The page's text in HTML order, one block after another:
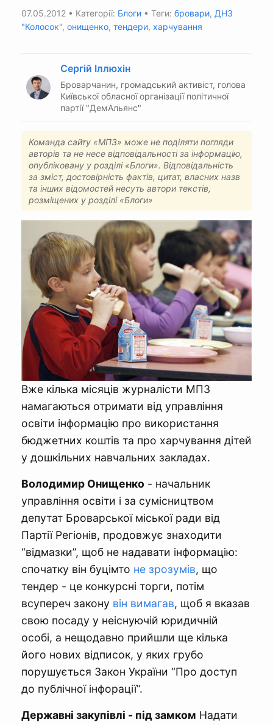
07.05.2012 • Категорії: Блоги • Теги: бровари, ДНЗ
"Колосок", онищенко, тендери, харчування
Сергій Іллюхін
Броварчанин, громадський активіст, голова
Київської обласної організації політичної
партії "ДемАльянс"
Команда сайту «МПЗ» може не поділяти погляди
авторів та не несе відповідальності за інформацію,
опубліковану у розділі «Блоги». Відповідальність
за зміст, достовірність фактів, цитат, власних назв
та інших відомостей несуть автори текстів,
розміщених у розділі «Блоги»
Вже кілька місяців журналісти МПЗ
намагаються отримати від управління
освіти інформацію про використання
бюджетних коштів та про харчування дітей
у дошкільних навчальних закладах.
Володимир Онищенко - начальник
управління освіти і за сумісництвом
депутат Броварської міської ради від
Партії Регіонів, продовжує знаходити
“відмазки”, щоб не надавати інформацію:
спочатку він буцімто не зрозумів, що
тендер - це конкурсні торги, потім
всупереч закону він вимагав, щоб я вказав
свою посаду у неіснуючій юридичній
особі, а нещодавно прийшли ще кілька
його нових відписок, у яких грубо
порушується Закон України “Про доступ
до публічної інфорації”.
Державні закупівлі - під замком Надати